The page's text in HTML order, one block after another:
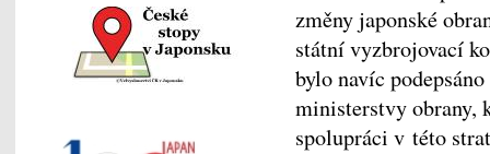
změny japonské
státní vyzbrojovací
bylo navíc
ministerstvy obrany,
spolupráci v této